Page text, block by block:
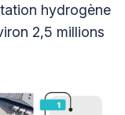
hydrogène
2,5 millions